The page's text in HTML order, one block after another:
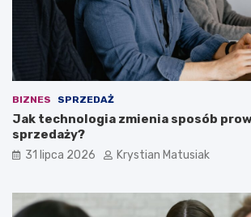
BIZNES SPRZEDAŻ
Jak technologia zmienia sposób
sprzedaży?
31 lipca 2026 Krystian Matusiak